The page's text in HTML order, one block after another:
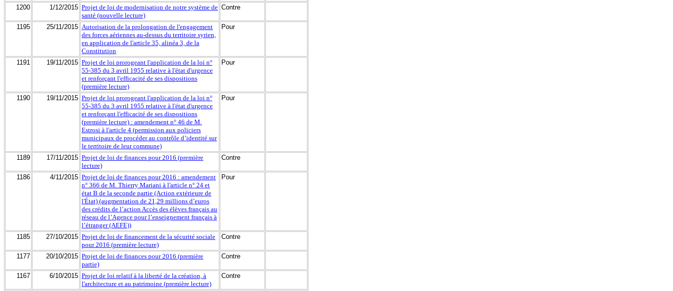
1200 1/12/2015 Projet de loi de modernisation de notre système de
santé (nouvelle lecture)
Contre
1195 25/11/2015 Autorisation de la prolongation de l'engagement
des forces aériennes au-dessus du territoire syrien,
en application de l'article 35, alinéa 3, de la
Constitution
Pour
1191 19/11/2015 Projet de loi prorogeant l'application de la loi n°
55-385 du 3 avril 1955 relative à l'état d'urgence
et renforçant l'efficacité de ses dispositions
(première lecture)
Pour
1190 19/11/2015 Projet de loi prorogeant l'application de la loi n°
55-385 du 3 avril 1955 relative à l'état d'urgence
et renforçant l'efficacité de ses dispositions
(première lecture) : amendement n° 46 de M.
Estrosi à l'article 4 (permission aux policiers
municipaux de procéder au contrôle d’identité sur
le territoire de leur commune)
Pour
1189 17/11/2015 Projet de loi de finances pour 2016 (première
lecture)
Contre
1186 4/11/2015 Projet de loi de finances pour 2016 : amendement
n° 366 de M. Thierry Mariani à l'article n° 24 et
état B de la seconde partie (Action extérieure de
l'État) (augmentation de 21,29 millions d’euros
des crédits de l’action Accès des élèves français au
réseau de l’Agence pour l’enseignement français à
l’étranger (AEFE))
Pour
1185 27/10/2015 Projet de loi de financement de la sécurité sociale
pour 2016 (première lecture)
Contre
1177 20/10/2015 Projet de loi de finances pour 2016 (première
partie)
Contre
1167 6/10/2015 Projet de loi relatif à la liberté de la création, à
l'architecture et au patrimoine (première lecture)
Contre